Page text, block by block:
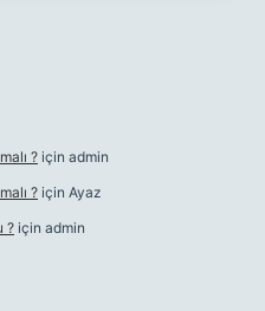
? için admin
? için Ayaz
? için admin